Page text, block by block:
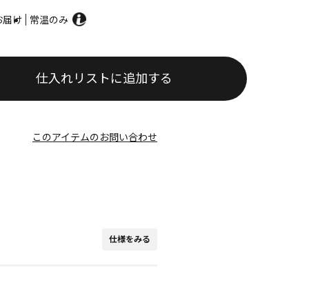
届け 常温のみ
仕入れリストに追加する
このアイテムのお問い合わせ
仕様をみる